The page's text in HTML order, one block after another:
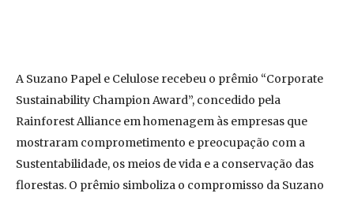
A Suzano Papel e Celulose recebeu o prêmio “Corporate
Sustainability Champion Award”, concedido pela
Rainforest Alliance em homenagem às empresas que
mostraram comprometimento e preocupação com a
Sustentabilidade, os meios de vida e a conservação das
florestas. O prêmio simboliza o compromisso da Suzano